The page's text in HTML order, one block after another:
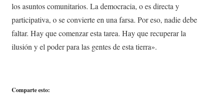
los asuntos comunitarios. La democracia, o es directa y
participativa, o se convierte en una farsa. Por eso, nadie debe
faltar. Hay que comenzar esta tarea. Hay que recuperar la
ilusión y el poder para las gentes de esta tierra».
Comparte esto: